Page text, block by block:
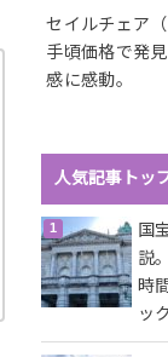
セイルチェア
手頃価格で発
感に感動。
人気記事トッ
国
説
時
ッ